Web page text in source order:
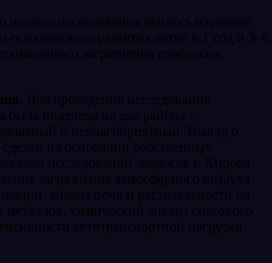
нашего исследования явилось изучение
психического развития детей в 1 год и 3–6
загрязнения городских
Для проведения исследования
была поделена на два района –
и неблагоприятный. Вывод о
на основании собственных
исследований экологов г. Кирова
загрязнения атмосферного воздуха
анализ почв и растительности на
химический анализ снегового
автотранспортной нагрузки